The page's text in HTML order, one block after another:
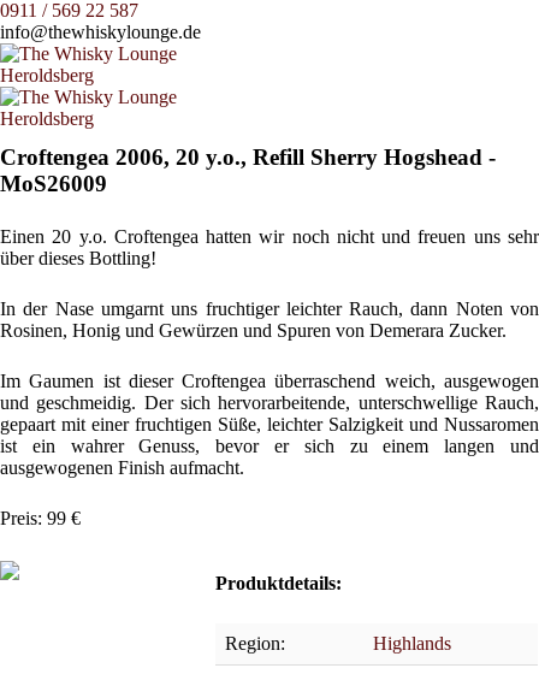
0911 / 569 22 587
info@thewhiskylounge.de
Croftengea 2006, 20 y.o., Refill Sherry Hogshead -
MoS26009
Einen 20 y.o. Croftengea hatten wir noch nicht und freuen uns sehr
über dieses Bottling!
In der Nase umgarnt uns fruchtiger leichter Rauch, dann Noten von
Rosinen, Honig und Gewürzen und Spuren von Demerara Zucker.
Im Gaumen ist dieser Croftengea überraschend weich, ausgewogen
und geschmeidig. Der sich hervorarbeitende, unterschwellige Rauch,
gepaart mit einer fruchtigen Süße, leichter Salzigkeit und Nussaromen
ist ein wahrer Genuss, bevor er sich zu einem langen und
ausgewogenen Finish aufmacht.
Preis: 99 €
Produktdetails:
Region: Highlands